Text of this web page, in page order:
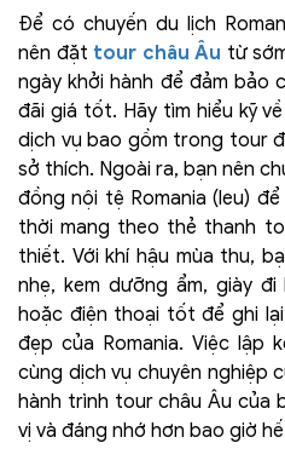
Để có chuyến du lịch
nên đặt tour châu Âu từ
ngày khởi hành để đảm bảo
đãi giá tốt. Hãy tìm hiểu kỹ
dịch vụ bao gồm trong tour
sở thích. Ngoài ra, bạn nên
đồng nội tệ Romania (leu)
thời mang theo thẻ thanh
thiết. Với khí hậu mùa thu,
nhẹ, kem dưỡng ẩm, giày
hoặc điện thoại tốt để ghi
đẹp của Romania. Việc lập
cùng dịch vụ chuyên nghiệp
hành trình tour châu Âu của
vị và đáng nhớ hơn bao giờ